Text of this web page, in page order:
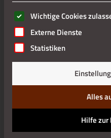
Es folgt eine Liste der
Wichtige Cookies
Externe Dienste
Statistiken
Alles
Hilfe zur